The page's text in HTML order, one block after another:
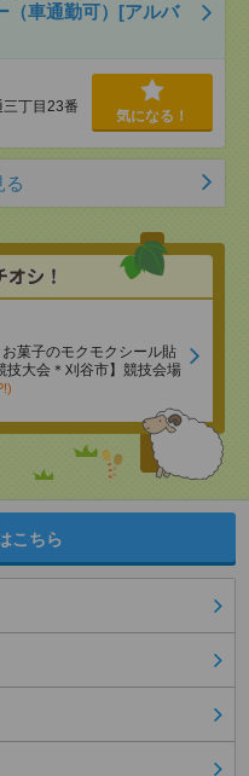
（車通勤可）[アルバ
丁目23番
気になる！
る
お菓子のモクモクシール貼
技大会＊刈谷市】競技会場
こちら